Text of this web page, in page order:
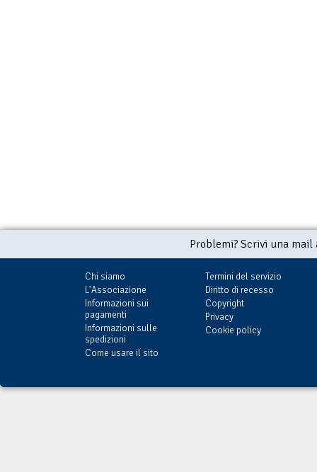
Problemi? Scrivi una
Chi siamo
L'Associazione
Informazioni sui
pagamenti
Informazioni sulle
spedizioni
Come usare il sito
Termini del servizio
Diritto di recesso
Copyright
Privacy
Cookie policy